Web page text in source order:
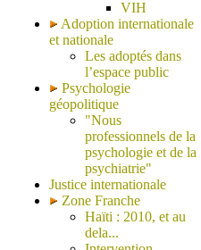
VIH
Adoption internationale
et nationale
Les adoptés dans
l’espace public
Psychologie
géopolitique
"Nous
professionnels de la
psychologie et de la
psychiatrie"
Justice internationale
Zone Franche
Haïti : 2010, et au
dela...